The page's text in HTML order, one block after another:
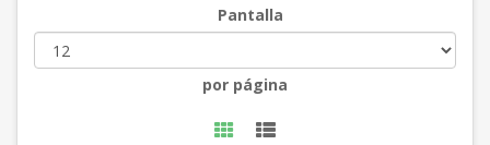
Pantalla
por página